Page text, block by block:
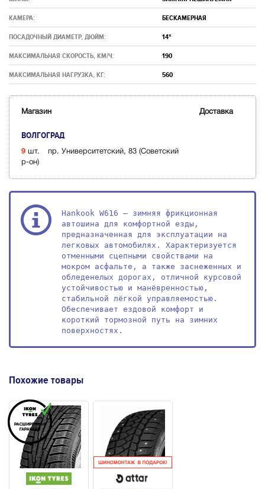
КАМЕРА: БЕСКАМЕРНАЯ
ПОСАДОЧНЫЙ ДИАМЕТР, ДЮЙМ: 14"
МАКСИМАЛЬНАЯ СКОРОСТЬ, КМ/Ч: 190
МАКСИМАЛЬНАЯ НАГРУЗКА, КГ: 560
Магазин Доставка
ВОЛГОГРАД
9 шт.
пр. Университетский, 83 (Советский
р-он)
Hankook W616 – зимняя фрикционная
автошина для комфортной езды,
предназначенная для эксплуатации на
легковых автомобилях. Характеризуется
отменными сцепными свойствами на
мокром асфальте, а также заснеженных и
обледенелых дорогах, отличной курсовой
устойчивостью и манёвренностью,
стабильной лёгкой управляемостью.
Обеспечивает ездовой комфорт и
короткий тормозной путь на зимних
поверхностях.
Похожие товары